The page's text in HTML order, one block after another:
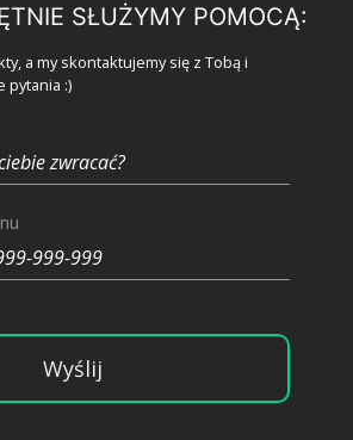
SŁUŻYMY POMOCĄ:
a my skontaktujemy się z Tobą i
pytania :)
Wyślij